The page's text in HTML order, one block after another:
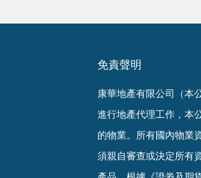
免責聲明
康華地產有限公司（本
進行地產代理工作，本
的物業。 所有國內物業
須親自審查或決定所有